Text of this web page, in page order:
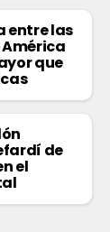
entre las
que
de
el